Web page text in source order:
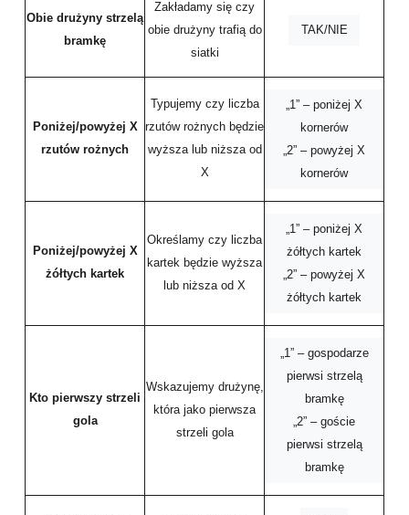
Obie drużyny strzelą
bramkę
Zakładamy się czy
obie drużyny trafią do
siatki
TAK/NIE
Poniżej/powyżej X
rzutów rożnych
Typujemy czy liczba
rzutów rożnych będzie
wyższa lub niższa od
X
„1” – poniżej X
kornerów
„2” – powyżej X
kornerów
Poniżej/powyżej X
żółtych kartek
Określamy czy liczba
kartek będzie wyższa
lub niższa od X
„1” – poniżej X
żółtych kartek
„2” – powyżej X
żółtych kartek
Kto pierwszy strzeli
gola
Wskazujemy drużynę,
która jako pierwsza
strzeli gola
„1” – gospodarze
pierwsi strzelą
bramkę
„2” – goście
pierwsi strzelą
bramkę